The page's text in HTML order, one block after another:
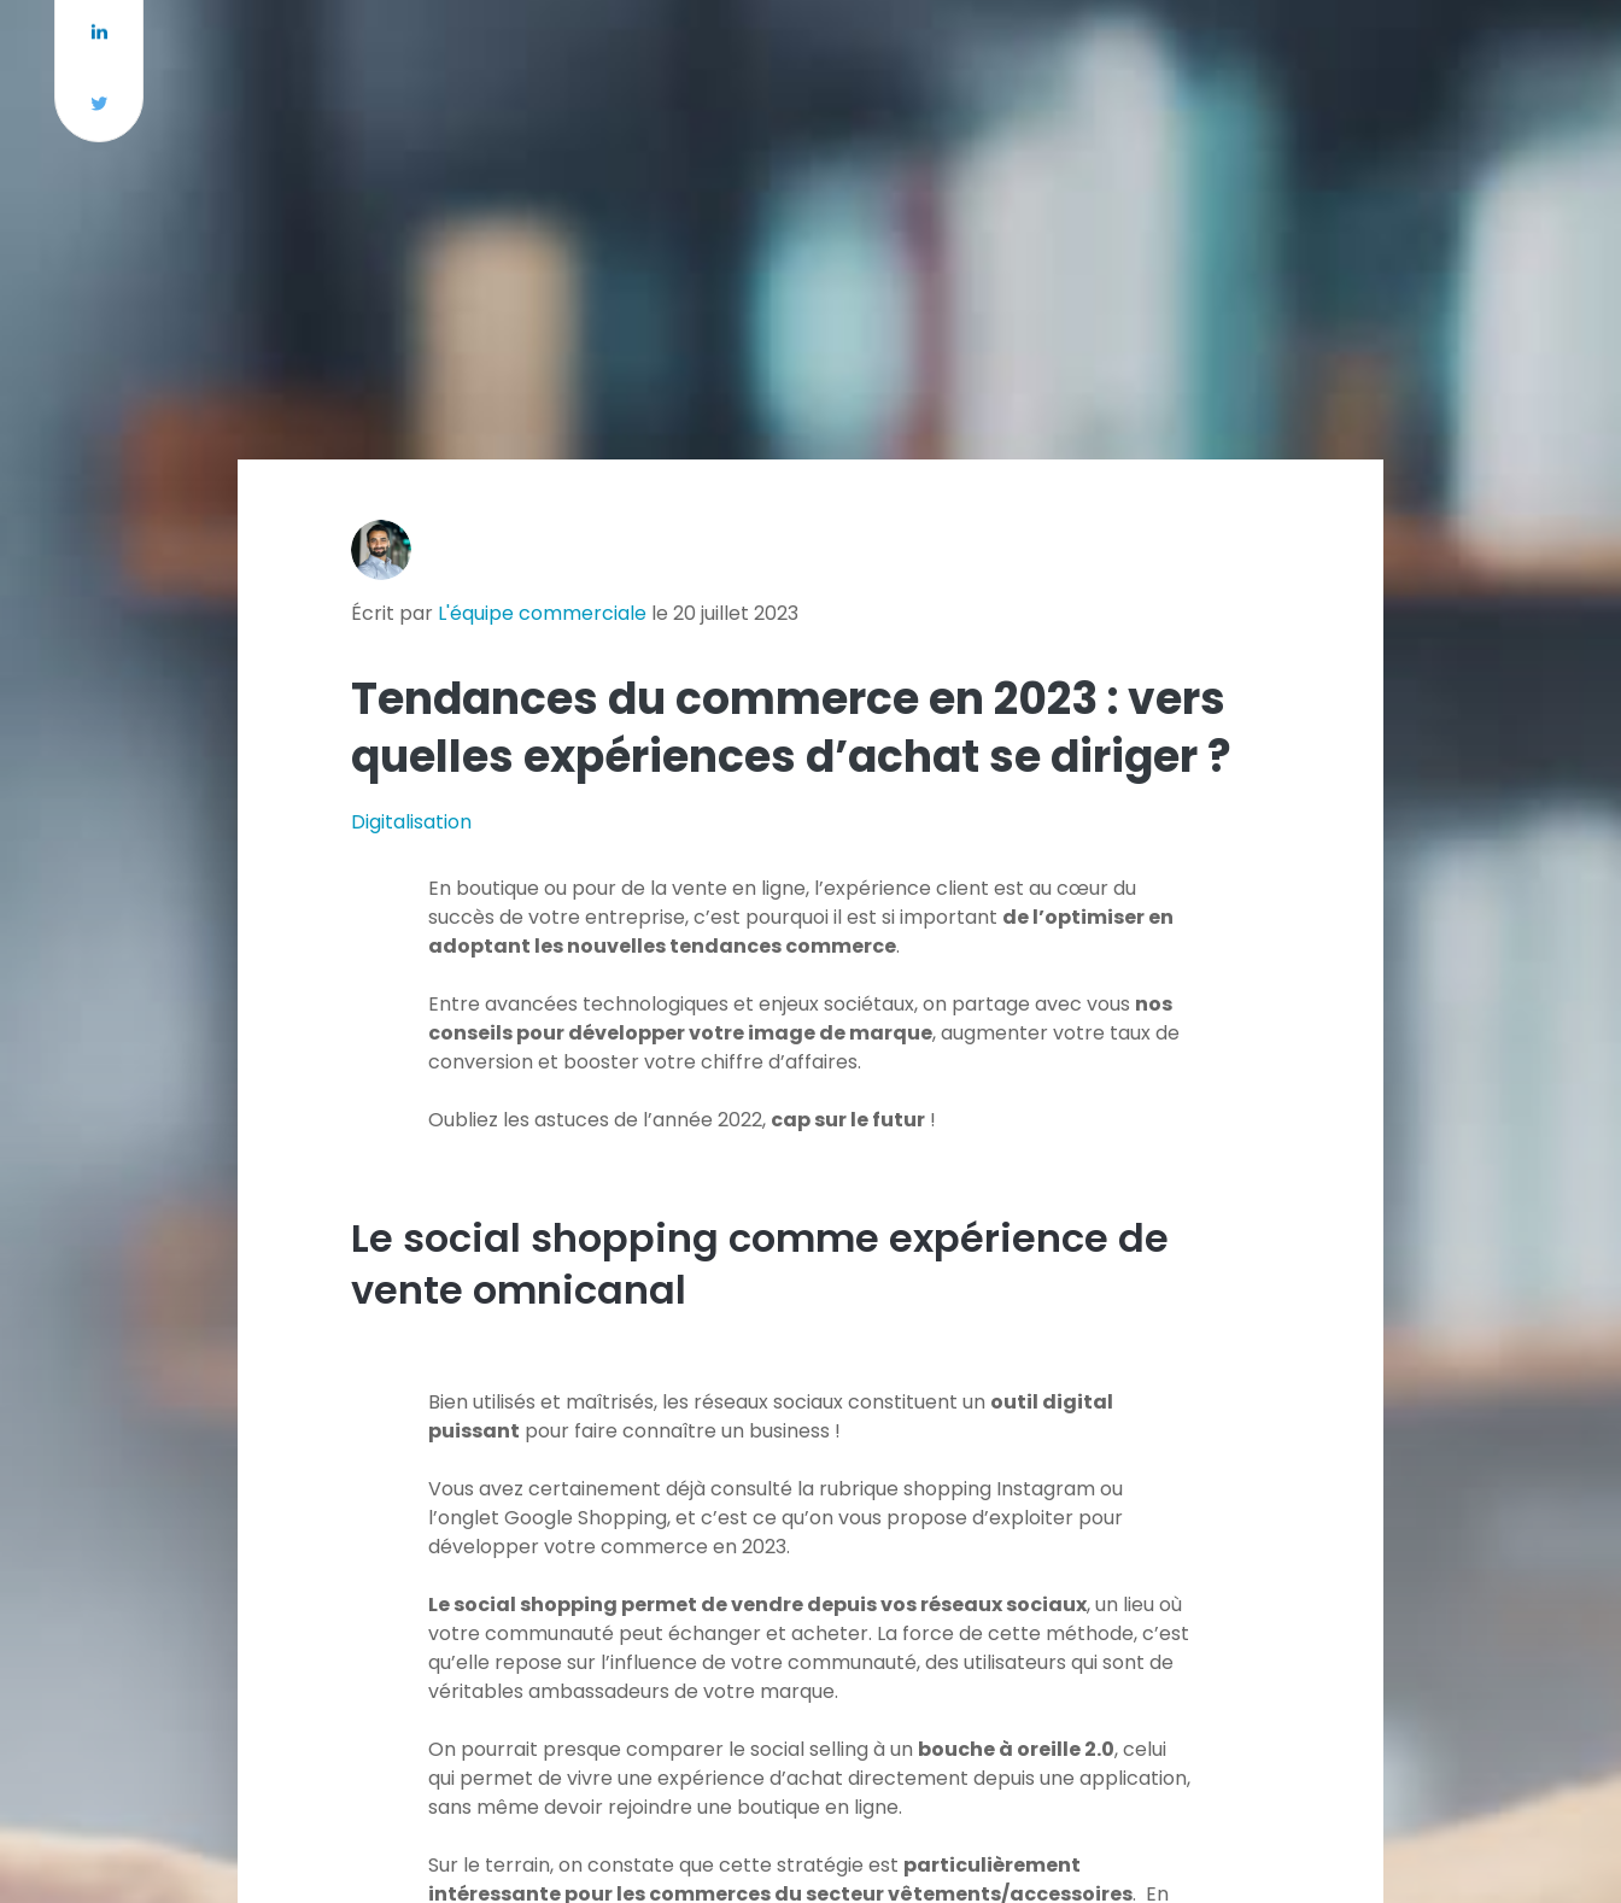
Écrit par L'équipe commerciale le 20 juillet 2023
Tendances du commerce en 2023 : vers
quelles expériences d’achat se diriger ?
Digitalisation
En boutique ou pour de la vente en ligne, l’expérience client est au cœur du
succès de votre entreprise, c’est pourquoi il est si important de l’optimiser en
adoptant les nouvelles tendances commerce.
Entre avancées technologiques et enjeux sociétaux, on partage avec vous nos
conseils pour développer votre image de marque, augmenter votre taux de
conversion et booster votre chiffre d’affaires.
Oubliez les astuces de l’année 2022, cap sur le futur!
Le social shopping comme expérience de
vente omnicanal
Bien utilisés et maîtrisés, les réseaux sociaux constituent un outil digital
puissant pour faire connaître un business !
Vous avez certainement déjà consulté la rubrique shopping Instagram ou
l’onglet Google Shopping, et c’est ce qu’on vous propose d’exploiter pour
développer votre commerce en 2023.
Le social shopping permet de vendre depuis vos réseaux sociaux, un lieu où
votre communauté peut échanger et acheter. La force de cette méthode, c’est
qu’elle repose sur l’influence de votre communauté, des utilisateurs qui sont de
véritables ambassadeurs de votre marque.
On pourrait presque comparer le social selling à un bouche à oreille 2.0, celui
qui permet de vivre une expérience d’achat directement depuis une application,
sans même devoir rejoindre une boutique en ligne.
Sur le terrain, on constate que cette stratégie est particulièrement
intéressante pour les commerces du secteur vêtements/accessoires. En